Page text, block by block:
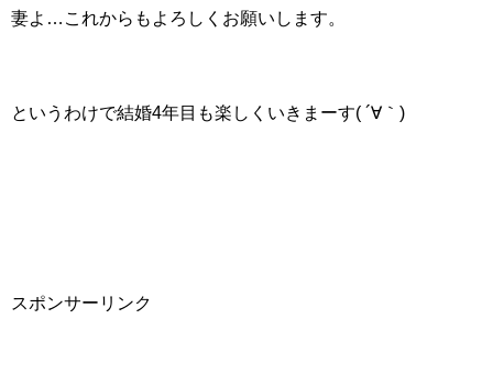
妻よ…これからもよろしくお願いします。
というわけで結婚4年目も楽しくいきまーす( ´∀｀)
スポンサーリンク